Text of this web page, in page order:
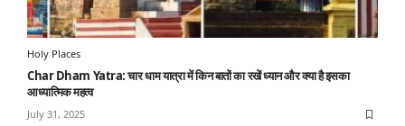
Holy Places
Char Dham Yatra: चार धाम यात्रा में किन बातों का रखें ध्यान और क्या है इसका
आध्यात्मिक महत्व
July 31, 2025